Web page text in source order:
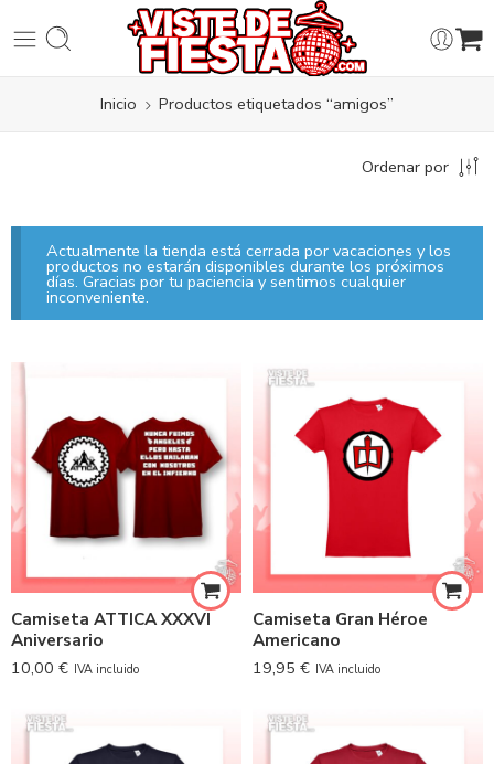
Inicio Productos etiquetados “amigos”
Ordenar por
Actualmente la tienda está cerrada por vacaciones y los
productos no estarán disponibles durante los próximos
días. Gracias por tu paciencia y sentimos cualquier
inconveniente.
Camiseta ATTICA XXXVI
Aniversario
10,00 € IVA incluido
Camiseta Gran Héroe
Americano
19,95 € IVA incluido